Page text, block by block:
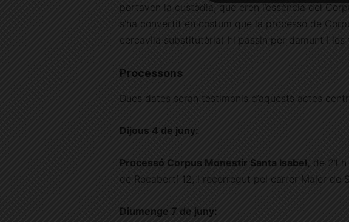
portaven la custòdia, que eren l’essència del
s’ha convertit en costum que la processó de
cercavila substitutòria) hi passin per damunt i les
Processons
Dues dates seran testimonis d’aquests actes
Dijous 4 de juny:
Processó Corpus Monestir Santa Isabel, de 21
de Rocabertí 12, i recorregut pel carrer Major de
Diumenge 7 de juny: